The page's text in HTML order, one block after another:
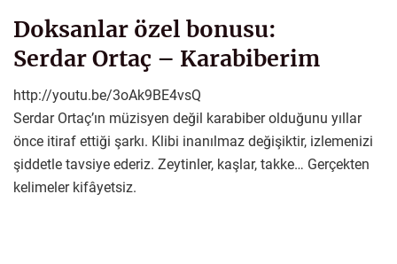
Doksanlar özel bonusu:
Serdar Ortaç – Karabiberim
http://youtu.be/3oAk9BE4vsQ
Serdar Ortaç’ın müzisyen değil karabiber olduğunu yıllar
önce itiraf ettiği şarkı. Klibi inanılmaz değişiktir, izlemenizi
şiddetle tavsiye ederiz. Zeytinler, kaşlar, takke… Gerçekten
kelimeler kifâyetsiz.